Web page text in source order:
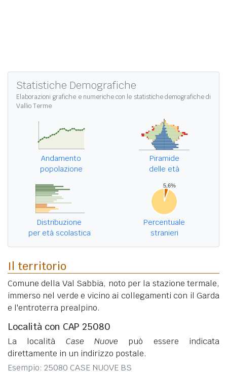
Statistiche Demografiche
Elaborazioni grafiche e numeriche con le statistiche demografiche di
Vallio Terme
Andamento
popolazione
Piramide
delle età
Distribuzione
per età scolastica
Percentuale
stranieri
Il territorio
Comune della Val Sabbia, noto per la stazione termale,
immerso nel verde e vicino ai collegamenti con il Garda
e l'entroterra prealpino.
Località con CAP 25080
La località Case Nuove può essere indicata
direttamente in un indirizzo postale.
Esempio: 25080 CASE NUOVE BS